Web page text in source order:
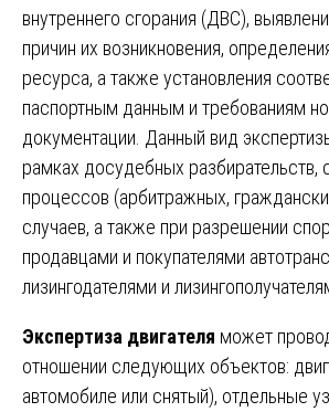
внутреннего сгорания (ДВС),
причин их возникновения,
ресурса, а также установления
паспортным данным и требованиям
документации. Данный вид
рамках досудебных разбирательств,
процессов (арбитражных,
случаев, а также при разрешении
продавцами и покупателями
лизингодателями и
Экспертиза двигателя может
отношении следующих объектов:
автомобиле или снятый), отдельные